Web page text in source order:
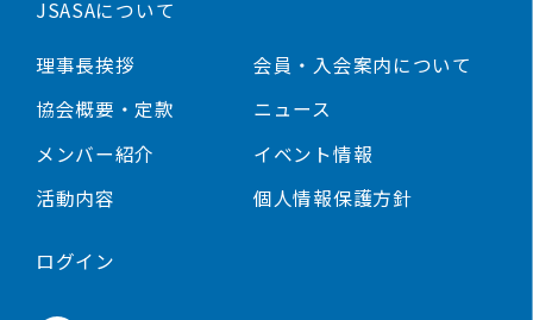
JSASAについて
理事長挨拶
協会概要・定款
メンバー紹介
活動内容
会員・入会案内について
ニュース
イベント情報
個人情報保護方針
ログイン